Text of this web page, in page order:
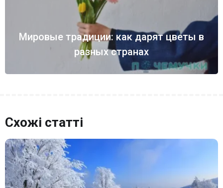
Мировые традиции: как дарят цветы в
разных странах
Схожі статті